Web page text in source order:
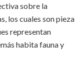
sobre la
los cuales son pieza
representan
habita fauna y